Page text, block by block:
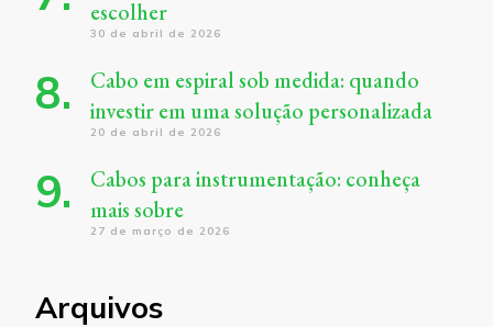
escolher
30 de abril de 2026
Cabo em espiral sob medida: quando
investir em uma solução personalizada
20 de abril de 2026
Cabos para instrumentação: conheça
mais sobre
27 de março de 2026
Arquivos